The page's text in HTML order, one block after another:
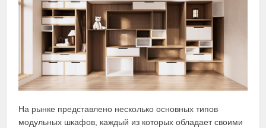
На рынке представлено несколько основных типов
модульных шкафов, каждый из которых обладает своими